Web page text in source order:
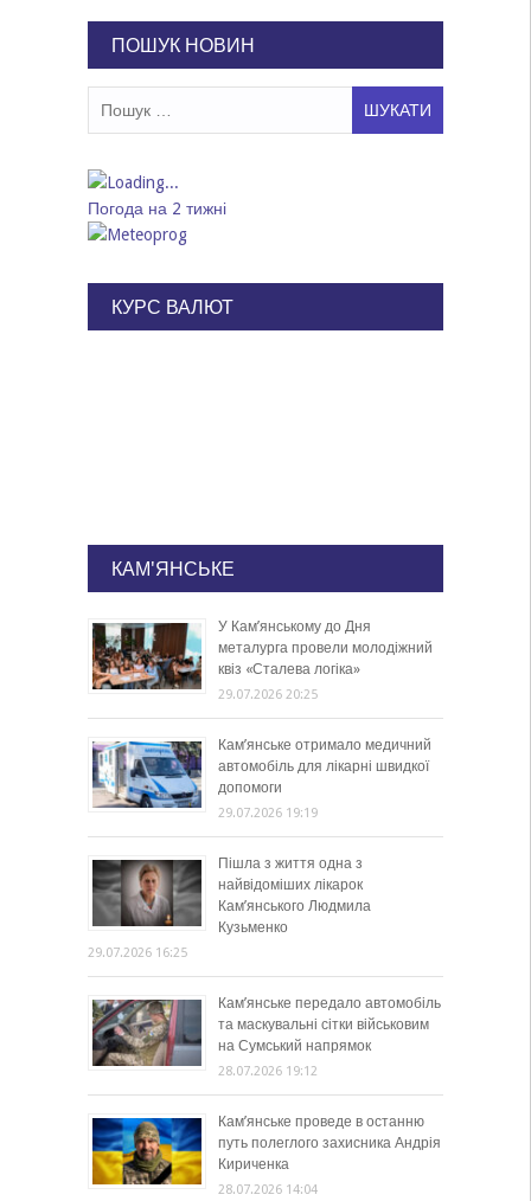
ПОШУК НОВИН
Погода на 2 тижні
КУРС ВАЛЮТ
КАМ'ЯНСЬКЕ
У Кам’янському до Дня
металурга провели молодіжний
квіз «Сталева логіка»
29.07.2026 20:25
Кам’янське отримало медичний
автомобіль для лікарні швидкої
допомоги
29.07.2026 19:19
Пішла з життя одна з
найвідоміших лікарок
Кам’янського Людмила
Кузьменко
29.07.2026 16:25
Кам’янське передало автомобіль
та маскувальні сітки військовим
на Сумський напрямок
28.07.2026 19:12
Кам’янське проведе в останню
путь полеглого захисника Андрія
Кириченка
28.07.2026 14:04